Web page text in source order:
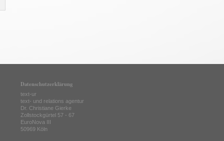
Datenschutzerklärung
text-ur
text- und relations agentur
Dr. Christiane Gierke
Zollstockgürtel 57 - 67
EuroNova III
50969 Köln